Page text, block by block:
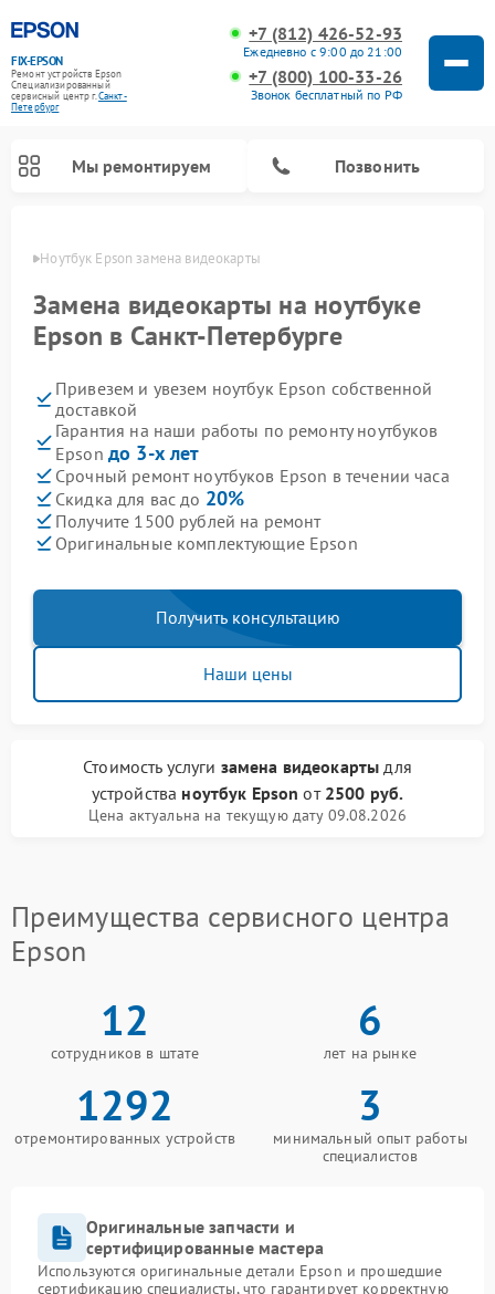
FIX-EPSON
Ремонт устройств Epson
Специализированный
cервисный центр г.Санкт-
Петербург
+7 (812) 426-52-93
Ежедневно с 9:00 до 21:00
+7 (800) 100-33-26
Звонок бесплатный по РФ
Мы ремонтируем Позвонить
Ноутбук Epson замена видеокарты
Замена видеокарты на ноутбуке
Epson в Санкт-Петербурге
Привезем и увезем ноутбук Epson собственной
доставкой
Гарантия на наши работы по ремонту ноутбуков
Epson до 3-х лет
Срочный ремонт ноутбуков Epson в течении часа
Скидка для вас до 20%
Получите 1500 рублей на ремонт
Оригинальные комплектующие Epson
Получить консультацию
Наши цены
Стоимость услуги замена видеокарты для
устройства ноутбук Epson от 2500 руб.
Цена актуальна на текущую дату 09.08.2026
Преимущества сервисного центра
Epson
12
сотрудников в штате
6
лет на рынке
1292
отремонтированных устройств
3
минимальный опыт работы
специалистов
Оригинальные запчасти и
сертифицированные мастера
Используются оригинальные детали Epson и прошедшие
сертификацию специалисты, что гарантирует корректную